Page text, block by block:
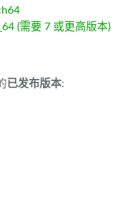
(需要 7 或更高版本)
已发布版本: